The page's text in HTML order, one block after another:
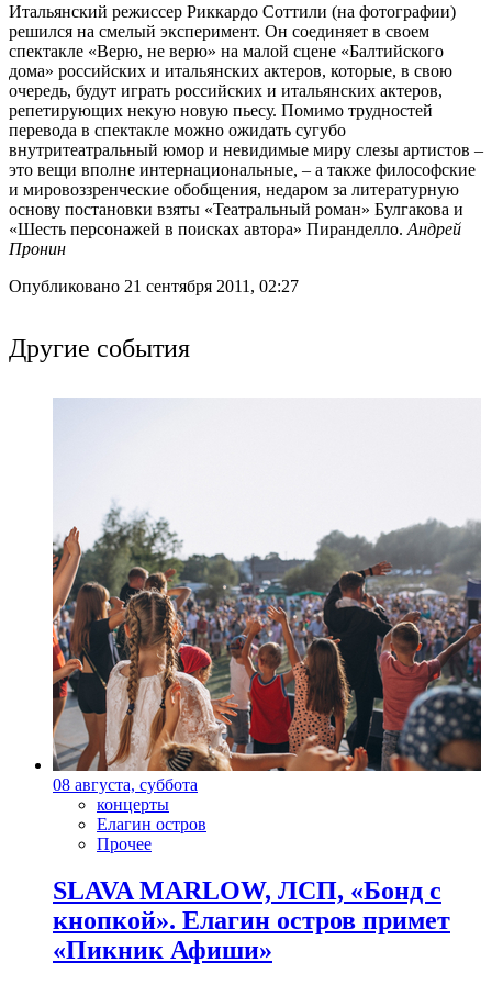
Итальянский режиссер Риккардо Соттили (на фотографии)
решился на смелый эксперимент. Он соединяет в своем
спектакле «Верю, не верю» на малой сцене «Балтийского
дома» российских и итальянских актеров, которые, в свою
очередь, будут играть российских и итальянских актеров,
репетирующих некую новую пьесу. Помимо трудностей
перевода в спектакле можно ожидать сугубо
внутритеатральный юмор и невидимые миру слезы артистов –
это вещи вполне интернациональные, – а также философские
и мировоззренческие обобщения, недаром за литературную
основу постановки взяты «Театральный роман» Булгакова и
«Шесть персонажей в поисках автора» Пиранделло. Андрей
Пронин
Опубликовано 21 сентября 2011, 02:27
Другие события
08 августа, суббота
концерты
Елагин остров
Прочее
SLAVA MARLOW, ЛСП, «Бонд с
кнопкой». Елагин остров примет
«Пикник Афиши»